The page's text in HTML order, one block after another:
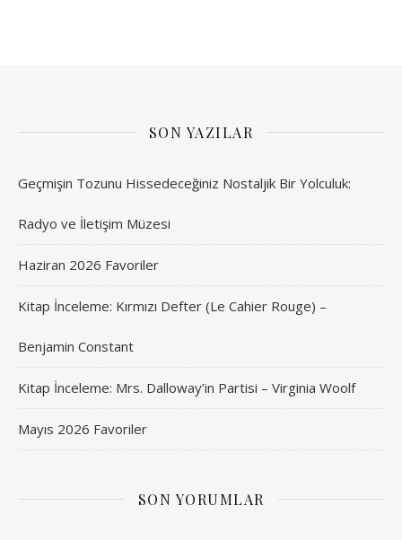
SON YAZILAR
Geçmişin Tozunu Hissedeceğiniz Nostaljik Bir Yolculuk:
Radyo ve İletişim Müzesi
Haziran 2026 Favoriler
Kitap İnceleme: Kırmızı Defter (Le Cahier Rouge) –
Benjamin Constant
Kitap İnceleme: Mrs. Dalloway’in Partisi – Virginia Woolf
Mayıs 2026 Favoriler
SON YORUMLAR